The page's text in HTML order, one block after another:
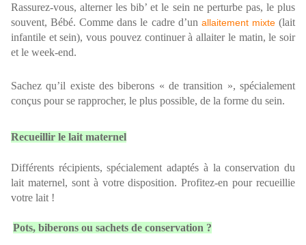
Rassurez-vous, alterner les bib’ et le sein ne perturbe pas, le plus
souvent, Bébé. Comme dans le cadre d’un allaitement mixte (lait
infantile et sein), vous pouvez continuer à allaiter le matin, le soir
et le week-end.
Sachez qu’il existe des biberons « de transition », spécialement
conçus pour se rapprocher, le plus possible, de la forme du sein.
Recueillir le lait maternel
Différents récipients, spécialement adaptés à la conservation du
lait maternel, sont à votre disposition. Profitez-en pour recueillie
votre lait !
Pots, biberons ou sachets de conservation ?